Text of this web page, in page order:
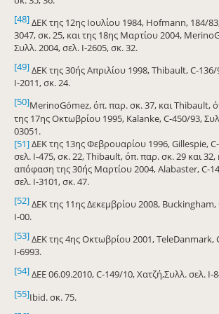
[48]ΔΕΚ της 12ης Ιουλίου 1984, Hofmann, 184/
3047, σκ. 25, και της 18ης Μαρτίου 2004,
Συλλ. 2004, σελ. Ι-2605, σκ. 32.
[49]ΔΕΚ της 30ής Απριλίου 1998, Thibault, C-
I-2011, σκ. 24.
[50]MerinoGómez, όπ. παρ. σκ. 37, και Thibault,
της 17ης Οκτωβρίου 1995, Kalanke, C-450/93,
03051.
[51]ΔΕΚ της 13ης Φεβρουαρίου 1996, Gillespie,
σελ. I‑475, σκ. 22, Thibault, όπ. παρ. σκ. 29 και
απόφαση της 30ής Μαρτίου 2004, Alabaster, C-
σελ. Ι-3101, σκ. 47.
[52]ΔΕΚ της 11ης Δεκεμβρίου 2008, Buckingham,
Ι-00.
[53]ΔΕΚ της 4ης Οκτωβρίου 2001, TeleDanmark,
Ι-6993.
[54]ΔΕΕ 06.09.2010, C-149/10, Χατζή,Συλλ. σελ. Ι-
[55]Ibid. σκ. 75.